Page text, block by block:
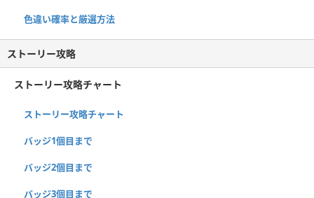
色違い確率と厳選方法
ストーリー攻略
ストーリー攻略チャート
ストーリー攻略チャート
バッジ1個目まで
バッジ2個目まで
バッジ3個目まで